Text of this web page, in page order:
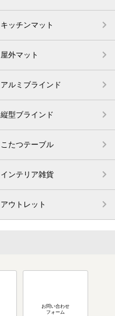
キッチンマット
屋外マット
アルミブラインド
縦型ブラインド
こたつテーブル
インテリア雑貨
アウトレット
お問い合わせ
フォーム